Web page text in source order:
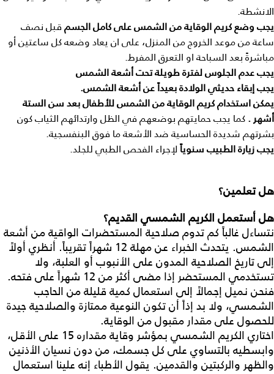
الانشطة.
يجب وضعكريمالوقايةمنالشمسعلىكاملالجسمقبل نصف
ساعة من موعد الخروج من المنزل، على ان يعاد وضعه كل ساعتين أو
مباشرةً بعد السباحة او التعرق المفرط.
يجبعدمالجلوسلفترةطويلةتحتأشعةالشمس
يجبإبقاء حديثيالولادةبعيداًعنأشعةالشمس.
يمكناستخدامكريمالوقايةمنالشمسللأطفالبعد سنالستة
أشهر . كما يجب حمايتهم بوضعهم في الظل وارتدائهم الثياب كون
بشرتهم شديدة الحساسية ضد الأشعة ما فوق البنفسجية.
يجبزيارةالطبيب سنوياً لإجراء الفحص الطبي للجلد.
هل تعلمين؟
هل أستعمل الكريم الشمسي القديم؟
نتساءل غالباً كم تدوم صلاحية المستحضرات الواقية من أشعة
الشمس. يتحدث الخبراء عن مهلة 12 شهراً تقريباً. أنظري أولاً
إلى تاريخ الصلاحية المدون على الأنبوب أو العلبة، ولا
تستخدمي المستحضر إذا مضى أكثر من 12 شهراً على فتحه.
فنحن نميل إجمالاً إلى استعمال كمية قليلة من الحاجب
الشمسي، ولا بد إذاً أن تكون النوعية ممتازة والصلاحية جيدة
للحصول على مقدار مقبول من الوقاية.
اختاري الكريم الشمسي بمؤشر وقاية مقداره 15 على الأقل،
وابسطيه بالتساوي على كل جسمك، من دون نسيان الأذنين
والظهر والركبتين والقدمين. يقول الأطباء إنه علينا استعمال